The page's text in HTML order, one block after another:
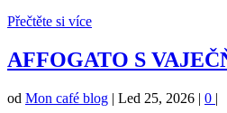
Přečtěte si více
AFFOGATO S
od Mon café blog | Led 25, 2026 | 0 |